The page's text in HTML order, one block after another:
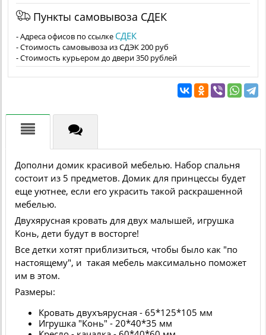
Пункты самовывоза СДЕК
- Адреса офисов по ссылке СДЕК
- Стоимость самовывоза из СДЭК 200 руб
- Стоимость курьером до двери 350 рублей
Дополни домик красивой мебелью. Набор спальня
состоит из 5 предметов. Домик для принцессы будет
еще уютнее, если его украсить такой раскрашенной
мебелью.
Двухярусная кровать для двух малышей, игрушка
Конь, дети будут в восторге!
Все детки хотят приблизиться, чтобы было как "по
настоящему", и такая мебель максимально поможет
им в этом.
Размеры:
Кровать двухъярусная - 65*125*105 мм
Игрушка "Конь" - 20*40*35 мм